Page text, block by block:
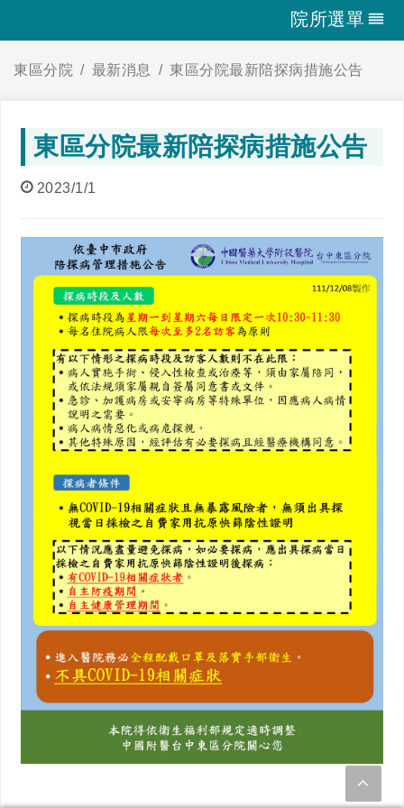
院所選單
東區分院 最新消息 東區分院最新陪探病措施公告
東區分院最新陪探病措施公告
2023/1/1